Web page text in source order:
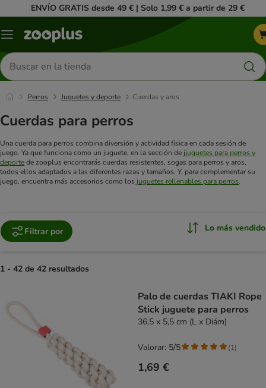
ENVÍO GRATIS desde 49 € | Solo 1,99 € a partir de 29 €
Menú
Buscar
productos
Perros Juguetes y deporte Cuerdas y aros
Cuerdas para perros
Una cuerda para perros combina diversión y actividad física en cada sesión de
juego. Ya que funciona como un juguete, en la sección de jjuguetes para perros y
deportede zooplus encontrarás cuerdas resistentes, sogas para perros y aros,
todos ellos adaptados a las diferentes razas y tamaños. Y, para complementar su
juego, encuentra más accesorios como los juguetes rellenables para perros.
Filtrar por Lo más vendido
1 - 42 de 42 resultados
Palo de cuerdas TIAKI Rope
Stick juguete para perros
36,5 x 5,5 cm (L x Diám)
1,69 €
Valorar: 5/5 (1)